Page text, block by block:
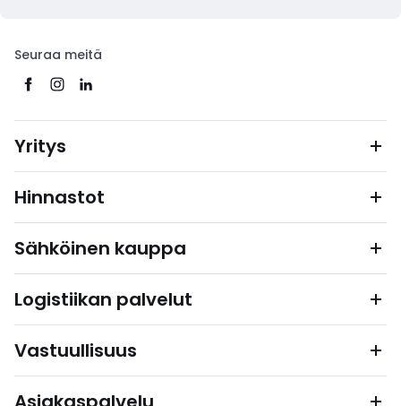
Seuraa meitä
Yritys
Hinnastot
Sähköinen kauppa
Logistiikan palvelut
Vastuullisuus